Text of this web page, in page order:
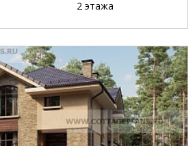
2 этажа